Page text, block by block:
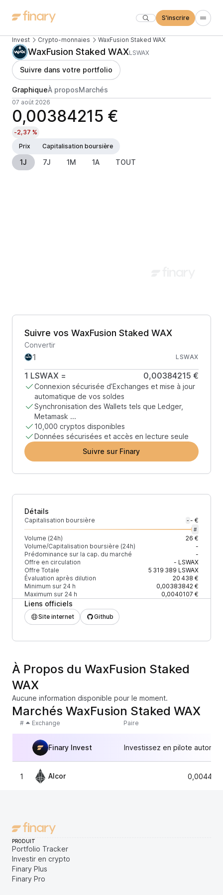
S'inscrire
Invest Crypto-monnaies WaxFusion Staked WAX
WaxFusion Staked WAXLSWAX
Suivre dans votre portfolio
GraphiqueÀ proposMarchés
07 août 2026
0,00384215 €
-2,37 %
Prix
Capitalisation boursière
1J 7J 1M 1A TOUT
Suivre vos WaxFusion Staked WAX
Convertir
LSWAX
1 LSWAX = 0,00384215 €
Connexion sécurisée d’Exchanges et mise à jour
automatique de vos soldes
Synchronisation des Wallets tels que Ledger,
Metamask ...
10,000 cryptos disponibles
Données sécurisées et accès en lecture seule
Suivre sur Finary
Détails
Capitalisation boursière - - €
#
Volume (24h)
26 €
Volume/Capitalisation boursière (24h)
-
Prédominance sur la cap. du marché
-
Offre en circulation
- LSWAX
Offre Totale
5 319 389 LSWAX
Évaluation après dilution
20 438 €
Minimum sur 24 h
0,00383842 €
Maximum sur 24 h
0,0040107 €
Liens officiels
Site internet Github
À Propos du WaxFusion Staked
WAX
Aucune information disponible pour le moment.
Marchés WaxFusion Staked WAX
# Exchange Paire
Finary Invest Investissez en pilote
1 Alcor
PRODUIT
Portfolio Tracker
Investir en crypto
Finary Plus
Finary Pro